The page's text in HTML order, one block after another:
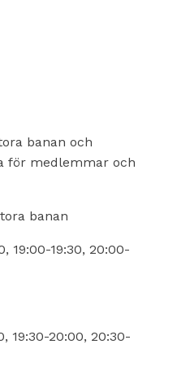
banan och
för medlemmar och
banan
19:00-19:30, 20:00-
19:30-20:00, 20:30-